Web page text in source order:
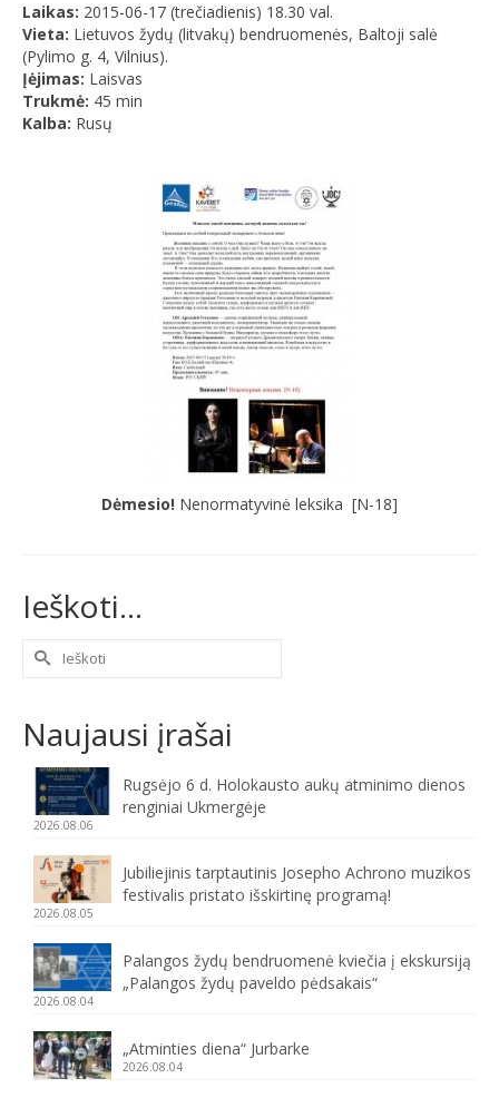
Laikas: 2015-06-17 (trečiadienis) 18.30 val.
Vieta: Lietuvos žydų (litvakų) bendruomenės, Baltoji salė
(Pylimo g. 4, Vilnius).
Įėjimas: Laisvas
Trukmė: 45 min
Kalba: Rusų
Dėmesio! Nenormatyvinė leksika [N-18]
Ieškoti…
Naujausi įrašai
Rugsėjo 6 d. Holokausto aukų atminimo dienos
renginiai Ukmergėje
2026.08.06
Jubiliejinis tarptautinis Josepho Achrono muzikos
festivalis pristato išskirtinę programą!
2026.08.05
Palangos žydų bendruomenė kviečia į ekskursiją
„Palangos žydų paveldo pėdsakais“
2026.08.04
„Atminties diena“ Jurbarke
2026.08.04